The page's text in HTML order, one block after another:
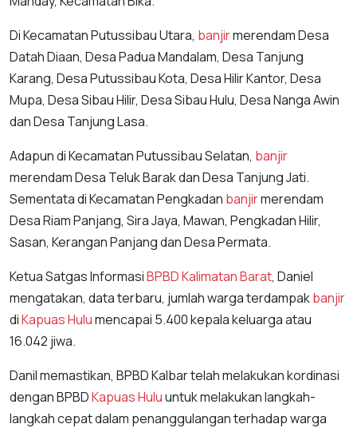
Di Kecamatan Putussibau Utara, banjirmerendam Desa
Datah Diaan, Desa Padua Mandalam, Desa Tanjung
Karang, Desa Putussibau Kota, Desa Hilir Kantor, Desa
Mupa, Desa Sibau Hilir, Desa Sibau Hulu, Desa Nanga Awin
dan Desa Tanjung Lasa.
Adapun di Kecamatan Putussibau Selatan, banjir
merendam Desa Teluk Barak dan Desa Tanjung Jati.
Sementata di Kecamatan Pengkadan banjirmerendam
Desa Riam Panjang, Sira Jaya, Mawan, Pengkadan Hilir,
Sasan, Kerangan Panjang dan Desa Permata.
Ketua Satgas InformasiBPBD Kalimatan Barat, Daniel
mengatakan, data terbaru, jumlah warga terdampakbanjir
diKapuas Hulumencapai 5.400 kepala keluarga atau
16.042 jiwa.
Danil memastikan, BPBD Kalbar telah melakukan kordinasi
dengan BPBDKapuas Huluuntuk melakukan langkah-
langkah cepat dalam penanggulangan terhadap warga